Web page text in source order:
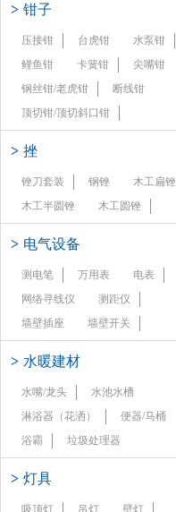
> 钳子
压接钳 台虎钳
水泵钳
鲤鱼钳
卡簧钳
尖嘴钳
钢丝钳/老虎钳
断线钳
顶切钳/顶切斜口钳
> 挫
锉刀套装 钢锉
木工扁锉
木工半圆锉
木工圆锉
> 电气设备
测电笔 万用表
电表
网络寻线仪
测距仪
墙壁插座
墙壁开关
> 水暖建材
水嘴/龙头
水池水槽
淋浴器（花洒）
便器/马桶
浴霸
垃圾处理器
> 灯具
吸顶灯 吊灯
壁灯